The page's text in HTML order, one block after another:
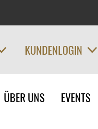
KUNDENLOGIN
Navigation
überspringen
ÜBER UNS EVENTS